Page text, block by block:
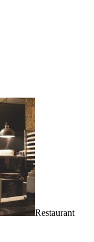
Restaurant